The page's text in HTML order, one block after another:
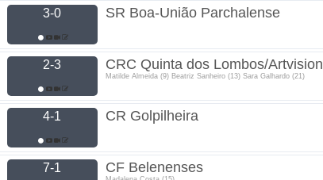
3-0 SR Boa-União Parchalense
2-3 CRC Quinta dos Lombos/Artvision
Matilde Almeida (9) Beatriz Sanheiro (13) Sara Galhardo (21)
4-1 CR Golpilheira
7-1 CF Belenenses